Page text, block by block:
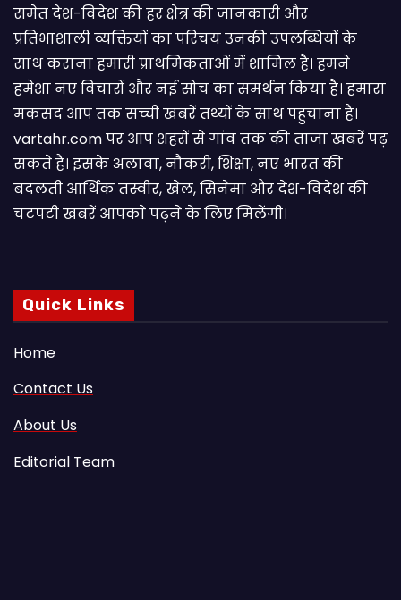
समेत देश-विदेश की हर क्षेत्र की जानकारी और
प्रतिभाशाली व्यक्तियों का परिचय उनकी उपलब्धियों के
साथ कराना हमारी प्राथमिकताओं में शामिल है। हमने
हमेशा नए विचारों और नई सोच का समर्थन किया है। हमारा
मकसद आप तक सच्ची खबरें तथ्यों के साथ पहुंचाना है।
vartahr.com पर आप शहरों से गांव तक की ताजा खबरें पढ़
सकते हैं। इसके अलावा, नौकरी, शिक्षा, नए भारत की
बदलती आर्थिक तस्वीर, खेल, सिनेमा और देश-विदेश की
चटपटी खबरें आपकाे पढ़ने के लिए मिलेंगी।
Quick Links
Home
Contact Us
About Us
Editorial Team